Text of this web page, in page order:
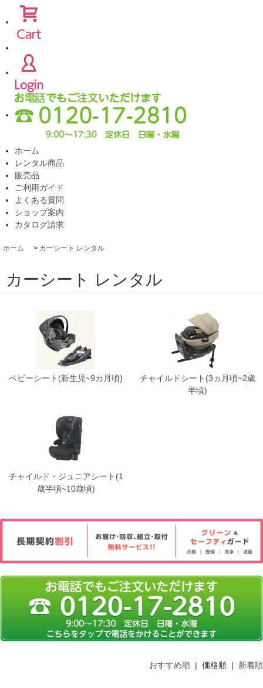
ホーム
レンタル商品
販売品
ご利用ガイド
よくある質問
ショップ案内
カタログ請求
ホーム > カーシート レンタル
カーシート レンタル
ベビーシート(新生児~9カ月頃)
チャイルドシート(3ヵ月頃~2歳
半頃)
チャイルド・ジュニアシート(1
歳半頃~10歳頃)
おすすめ順 | 価格順 | 新着順